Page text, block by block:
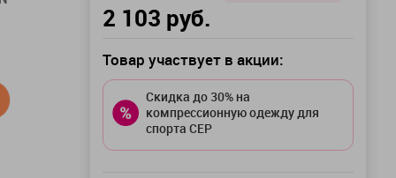
2 103 руб.
Товар участвует в акции:
Скидка до 30% на
компрессионную одежду для
спорта CEP